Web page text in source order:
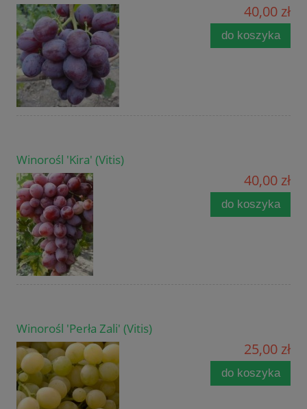
40,00 zł
do koszyka
Winorośl 'Kira' (Vitis)
40,00 zł
do koszyka
Winorośl 'Perła Zali' (Vitis)
25,00 zł
do koszyka